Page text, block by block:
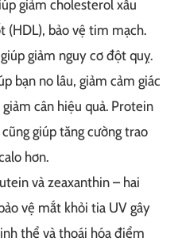
giảm cholesterol xấu
(HDL), bảo vệ tim mạch.
giảm nguy cơ đột quỵ.
bạn no lâu, giảm cảm giác
cân hiệu quả. Protein
giúp tăng cường trao
hơn.
và zeaxanthin – hai
vệ mắt khỏi tia UV gây
thể và thoái hóa điểm